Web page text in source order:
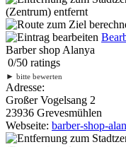
(Zentrum) entfernt
Barber shop Alanya
0/50 ratings
► bitte bewerten
Adresse:
Großer Vogelsang 2
23936 Grevesmühlen
Webseite: barber-shop-